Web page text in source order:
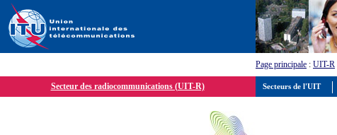
Page principale : UIT-R
Secteur des radiocommunications (UIT-R) Secteurs de l'UIT